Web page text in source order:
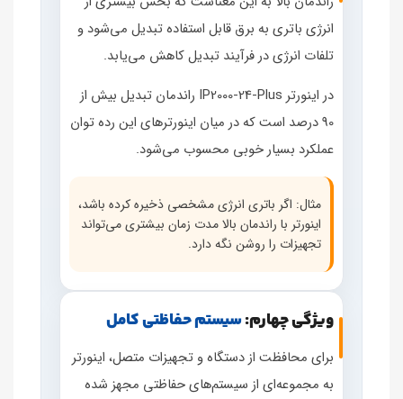
انرژی باتری به برق قابل استفاده تبدیل می‌شود و
تلفات انرژی در فرآیند تبدیل کاهش می‌یابد.
در اینورتر IP2000‑24‑Plus راندمان تبدیل بیش از
90 درصد است که در میان اینورترهای این رده توان
عملکرد بسیار خوبی محسوب می‌شود.
مثال: اگر باتری انرژی مشخصی ذخیره کرده باشد،
اینورتر با راندمان بالا مدت زمان بیشتری می‌تواند
تجهیزات را روشن نگه دارد.
ویژگی چهارم:سیستم حفاظتی کامل
برای محافظت از دستگاه و تجهیزات متصل، اینورتر
به مجموعه‌ای از سیستم‌های حفاظتی مجهز شده